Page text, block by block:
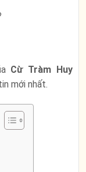
Cừ Tràm Huy
mới nhất.